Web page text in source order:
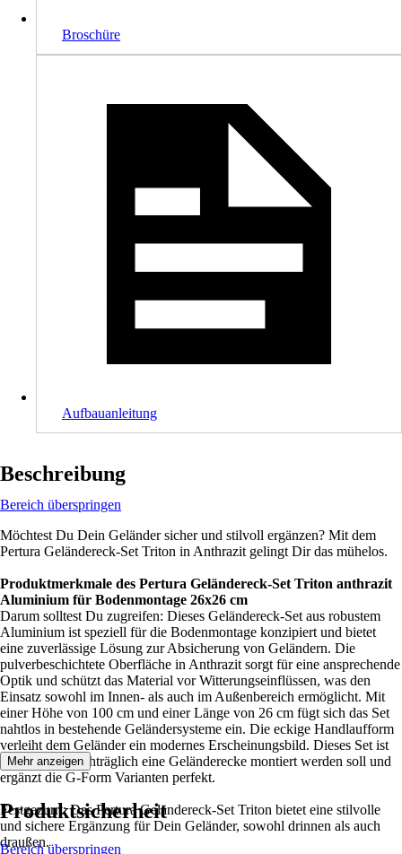
Broschüre
Aufbauanleitung
Beschreibung
Bereich überspringen
Möchtest Du Dein Geländer sicher und stilvoll ergänzen? Mit dem
Pertura Geländereck-Set Triton in Anthrazit gelingt Dir das mühelos.
Produktmerkmale des Pertura Geländereck-Set Triton anthrazit
Aluminium für Bodenmontage 26x26 cm
Darum solltest Du zugreifen: Dieses Geländereck-Set aus robustem
Aluminium ist speziell für die Bodenmontage konzipiert und bietet
eine zuverlässige Lösung zur Absicherung von Geländern. Die
pulverbeschichtete Oberfläche in Anthrazit sorgt für eine ansprechende
Optik und schützt das Material vor Witterungseinflüssen, was den
Einsatz sowohl im Innen- als auch im Außenbereich ermöglicht. Mit
einer Höhe von 100 cm und einer Länge von 26 cm fügt sich das Set
nahtlos in bestehende Geländersysteme ein. Die eckige Handlaufform
verleiht dem Geländer ein modernes Erscheinungsbild. Dieses Set ist
ideal, wenn nachträglich eine Geländerecke montiert werden soll und
ergänzt die G-Form Varianten perfekt.
Festgezurrt: Das Pertura Geländereck-Set Triton bietet eine stilvolle
und sichere Ergänzung für Dein Geländer, sowohl drinnen als auch
draußen.
Mehr anzeigen
Produktsicherheit
Bereich überspringen